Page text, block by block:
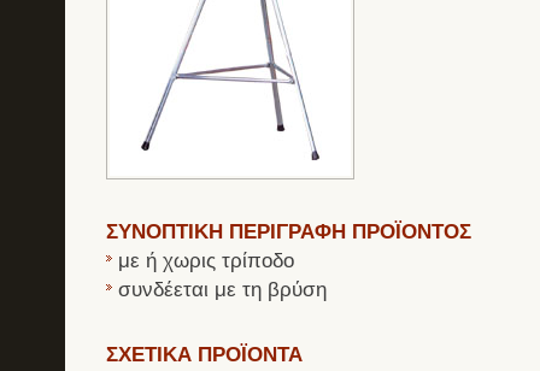
ΣΥΝΟΠΤΙΚΗ ΠΕΡΙΓΡΑΦΗ ΠΡΟΪΟΝΤΟΣ
με ή χωρις τρίποδο
συνδέεται με τη βρύση
ΣΧΕΤΙΚΑ ΠΡΟΪΟΝΤΑ